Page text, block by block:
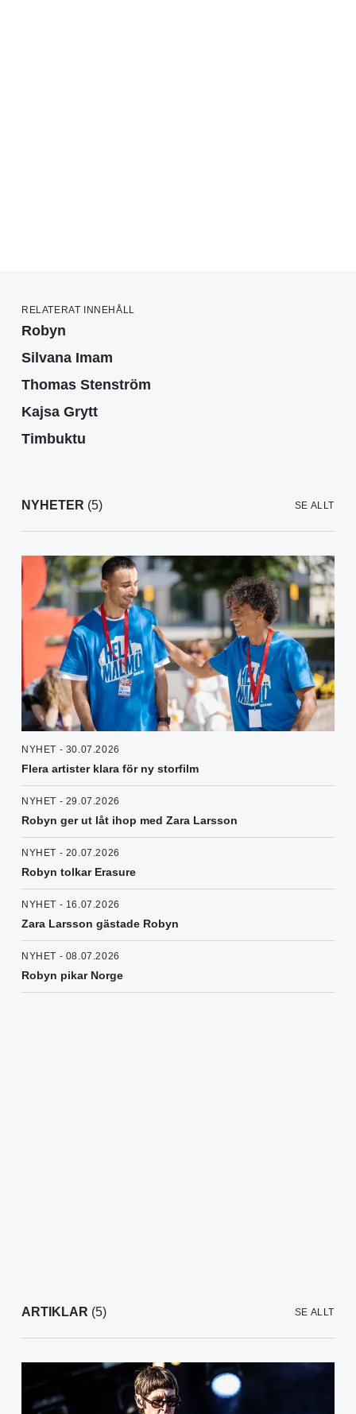
RELATERAT INNEHÅLL
Robyn
Silvana Imam
Thomas Stenström
Kajsa Grytt
Timbuktu
NYHETER (5) SE ALLT
NYHET - 30.07.2026
Flera artister klara för ny storfilm
NYHET - 29.07.2026
Robyn ger ut låt ihop med Zara Larsson
NYHET - 20.07.2026
Robyn tolkar Erasure
NYHET - 16.07.2026
Zara Larsson gästade Robyn
NYHET - 08.07.2026
Robyn pikar Norge
ARTIKLAR (5) SE ALLT